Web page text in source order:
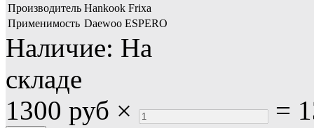
Производитель Hankook Frixa
Применимость Daewoo ESPERO
Наличие: На
складе
1300 руб × =